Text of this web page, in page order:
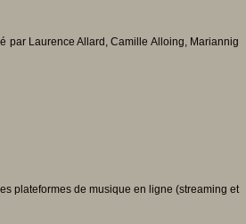
par Laurence Allard, Camille Alloing, Mariannig
plateformes de musique en ligne (streaming et